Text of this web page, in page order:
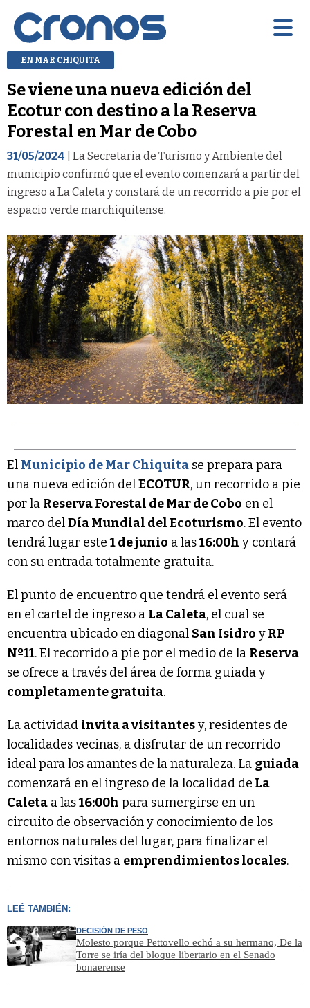
EN MAR CHIQUITA
Se viene una nueva edición del
Ecotur con destino a la Reserva
Forestal en Mar de Cobo
31/05/2024 | La Secretaria de Turismo y Ambiente del
municipio confirmó que el evento comenzará a partir del
ingreso a La Caleta y constará de un recorrido a pie por el
espacio verde marchiquitense.
El Municipio de Mar Chiquita se prepara para
una nueva edición delECOTUR, un recorrido a pie
por la Reserva Forestal de Mar de Cobo en el
marco delDía Mundial del Ecoturismo. El evento
tendrá lugar este1 de junio a las16:00h y contará
con su entrada totalmente gratuita.
El punto de encuentro que tendrá el evento será
en el cartel de ingreso a La Caleta, el cual se
encuentra ubicado en diagonal San Isidro yRP
Nº11. El recorrido a pie por el medio de la Reserva
se ofrece a través del área de forma guiada y
completamente gratuita.
La actividad invita a visitantesy, residentes de
localidades vecinas, a disfrutar de un recorrido
ideal para los amantes de la naturaleza. La guiada
comenzará en el ingreso de la localidad de La
Caleta a las16:00h para sumergirse en un
circuito de observación y conocimiento de los
entornos naturales del lugar, para finalizar el
mismo con visitas a emprendimientos locales.
LEÉ TAMBIÉN:
DECISIÓN DE PESO
Molesto porque Pettovello echó a su hermano, De la
Torre se iría del bloque libertario en el Senado
bonaerense